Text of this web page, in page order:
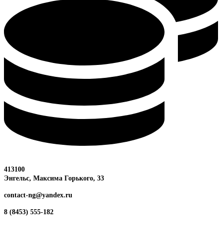
413100
Энгельс, Максима Горького, 33
contact-ng@yandex.ru
8 (8453) 555-182